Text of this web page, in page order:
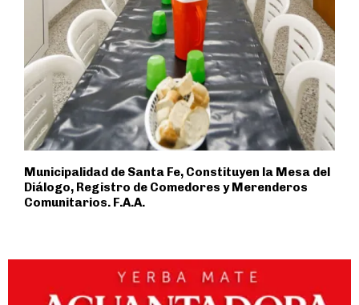
Municipalidad de Santa Fe, Constituyen la Mesa del
Diálogo, Registro de Comedores y Merenderos
Comunitarios. F.A.A.